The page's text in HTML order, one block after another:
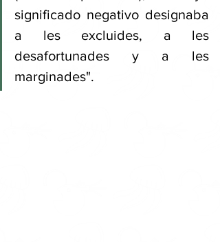
significado negativo designaba
a les excluides, a les
desafortunades y a les
marginades".